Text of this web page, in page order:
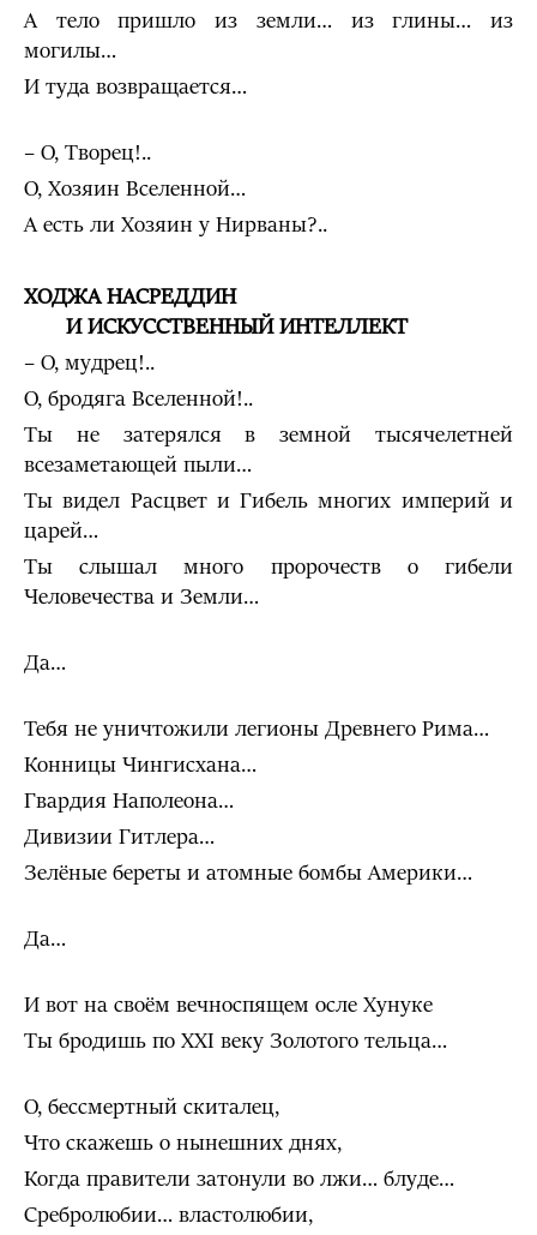
А тело пришло из земли… из глины… из
могилы…
И туда возвращается…
– О, Творец!..
О, Хозяин Вселенной…
А есть ли Хозяин у Нирваны?..
ХОДЖА НАСРЕДДИН
И ИСКУССТВЕННЫЙ ИНТЕЛЛЕКТ
– О, мудрец!..
О, бродяга Вселенной!..
Ты не затерялся в земной тысячелетней
всезаметающей пыли…
Ты видел Расцвет и Гибель многих империй и
царей…
Ты слышал много пророчеств о гибели
Человечества и Земли…
Да…
Тебя не уничтожили легионы Древнего Рима…
Конницы Чингисхана…
Гвардия Наполеона…
Дивизии Гитлера…
Зелёные береты и атомные бомбы Америки…
Да…
И вот на своём вечноспящем осле Хунуке
Ты бродишь по XXI веку Золотого тельца…
О, бессмертный скиталец,
Что скажешь о нынешних днях,
Когда правители затонули во лжи… блуде…
Сребролюбии… властолюбии,